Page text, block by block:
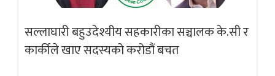
सल्लाघारी बहुउदेश्यीय सहकारीका सञ्चालक के.सी र
कार्कीले खाए सदस्यको करोडौं बचत